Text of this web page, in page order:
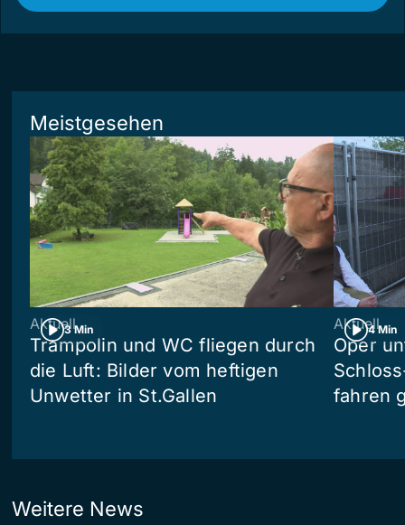
Meistgesehen
3 Min
Aktuell
Trampolin und WC fliegen durch
die Luft: Bilder vom heftigen
Unwetter in St.Gallen
4 Min
Aktuell
Oper
fahren
Weitere News